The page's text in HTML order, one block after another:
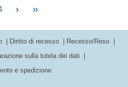
Diritto di recesso
Recesso/Reso
sulla tutela dei dati
e spedizione